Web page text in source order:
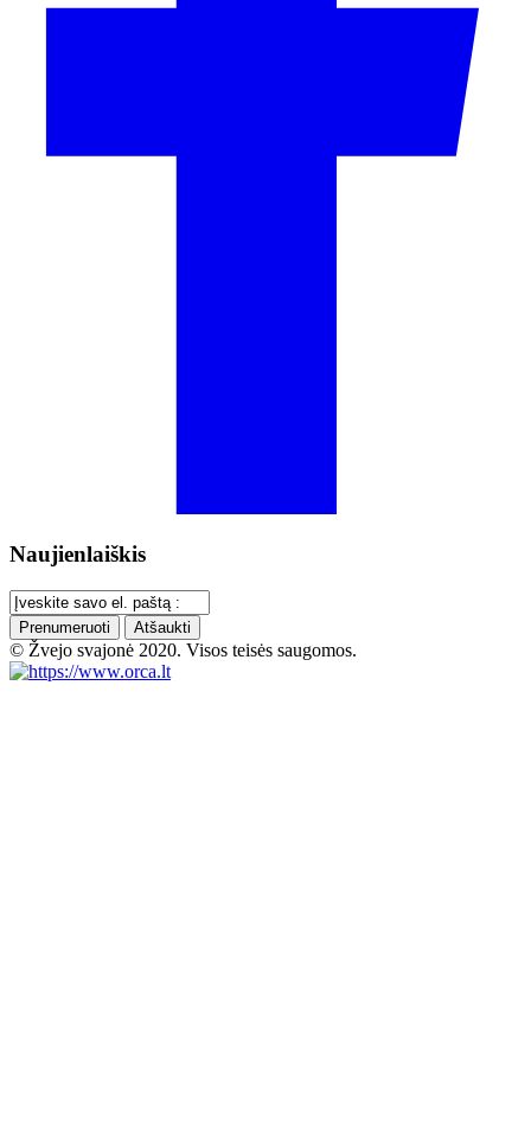
Naujienlaiškis
Prenumeruoti Atšaukti
© Žvejo svajonė 2020. Visos teisės saugomos.